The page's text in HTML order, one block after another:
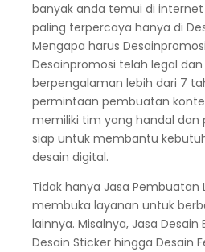
banyak anda temui di
paling terpercaya hanya di
Mengapa harus
Desainpromosi telah legal
berpengalaman lebih dari 7
permintaan pembuatan
memiliki tim yang handal dan
siap untuk membantu
desain digital.
Tidak hanya Jasa Pembuatan
membuka layanan untuk
lainnya. Misalnya, Jasa Desain
Desain Sticker hingga Desain